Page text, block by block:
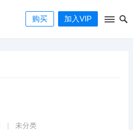
购买 加入VIP
未分类